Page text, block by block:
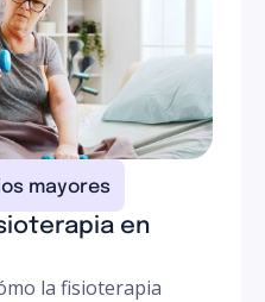
mayores
en
la fisioterapia